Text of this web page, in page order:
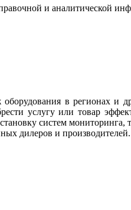
и аналитической
в регионах и
услугу или товар
систем
дилеров и производителей.